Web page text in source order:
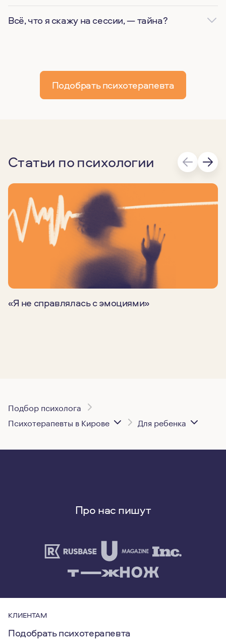
Всё, что я скажу на сессии, — тайна?
Подобрать психотерапевта
Статьи по психологии
«Я не справлялась с эмоциями»
Подбор психолога
Психотерапевты в Кирове
Для ребенка
Про нас пишут
КЛИЕНТАМ
Подобрать психотерапевта